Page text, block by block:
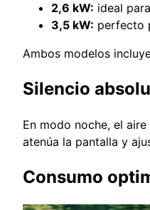
2,6 kW: ideal
3,5 kW: perfecto
Ambos modelos
Silencio
En modo noche, el
atenúa la pantalla y
Consumo